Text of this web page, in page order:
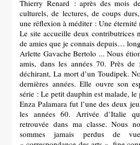
Thierry Renard : après des mois
culturels, de lectures, de coups
une réflexion à méditer : Une éternité
Le site accueille deux
de amies que je connais depuis…
Arlette Gavache Bertolo ... Nous
amis, dans les années 70. Près
déchirant, La mort d’un Toudipek.
dernières années. Elle ouvre son
série : Le petit dauphin est malade,
Enza Palamara fut l’une des deux
les années 60. Arrivée d’Italie
retrouvée dans ma classe. Nous
sommes jamais perdus de